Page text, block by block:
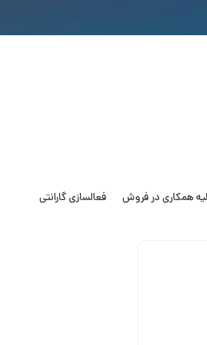
همکاری در فروش فعالسازی گارانتی